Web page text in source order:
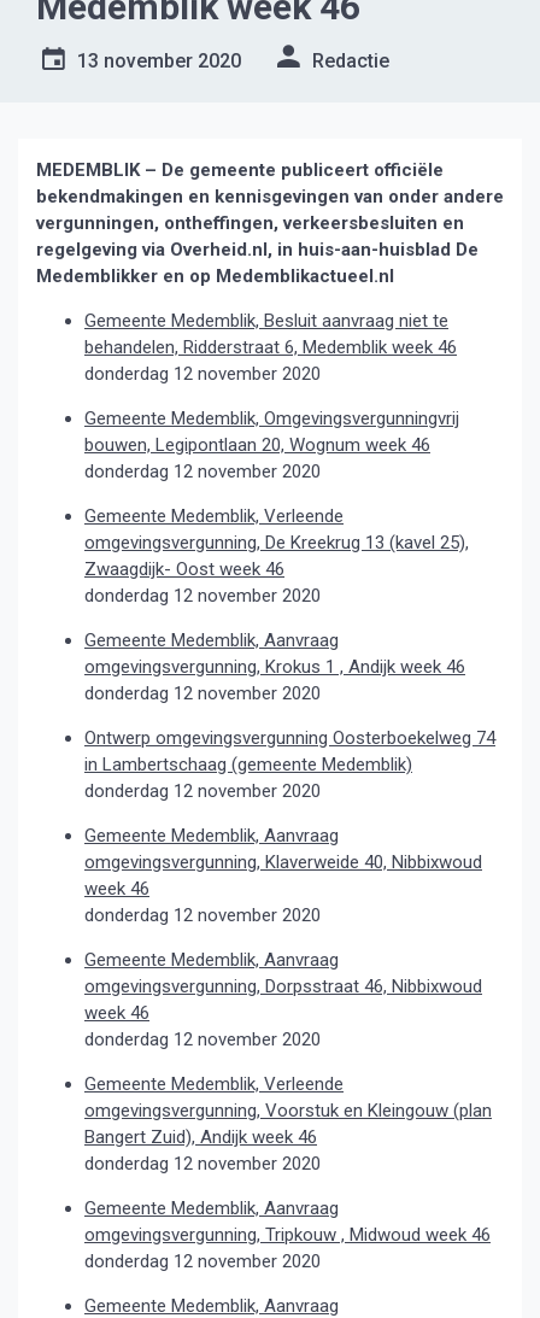
13 november 2020 Redactie
MEDEMBLIK – De gemeente publiceert officiële
bekendmakingen en kennisgevingen van onder andere
vergunningen, ontheffingen, verkeersbesluiten en
regelgeving via Overheid.nl, in huis-aan-huisblad De
Medemblikker en op Medemblikactueel.nl
Gemeente Medemblik, Besluit aanvraag niet te
behandelen, Ridderstraat 6, Medemblik week 46
donderdag 12 november 2020
Gemeente Medemblik, Omgevingsvergunningvrij
bouwen, Legipontlaan 20, Wognum week 46
donderdag 12 november 2020
Gemeente Medemblik, Verleende
omgevingsvergunning, De Kreekrug 13 (kavel 25),
Zwaagdijk- Oost week 46
donderdag 12 november 2020
Gemeente Medemblik, Aanvraag
omgevingsvergunning, Krokus 1 , Andijk week 46
donderdag 12 november 2020
Ontwerp omgevingsvergunning Oosterboekelweg 74
in Lambertschaag (gemeente Medemblik)
donderdag 12 november 2020
Gemeente Medemblik, Aanvraag
omgevingsvergunning, Klaverweide 40, Nibbixwoud
week 46
donderdag 12 november 2020
Gemeente Medemblik, Aanvraag
omgevingsvergunning, Dorpsstraat 46, Nibbixwoud
week 46
donderdag 12 november 2020
Gemeente Medemblik, Verleende
omgevingsvergunning, Voorstuk en Kleingouw (plan
Bangert Zuid), Andijk week 46
donderdag 12 november 2020
Gemeente Medemblik, Aanvraag
omgevingsvergunning, Tripkouw , Midwoud week 46
donderdag 12 november 2020
Gemeente Medemblik, Aanvraag